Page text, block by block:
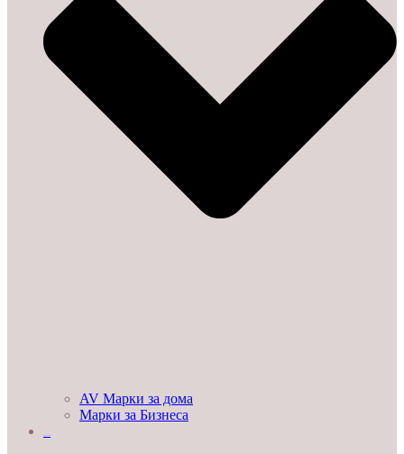
AV Марки за дома
Марки за Бизнеса